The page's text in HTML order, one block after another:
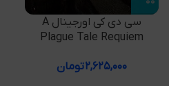
سی دی کی اورجینال A
Plague Tale Requiem
۲,۶۲۵,۰۰۰تومان